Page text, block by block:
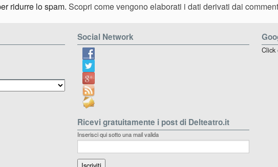
ridurre lo spam. Scopri come vengono elaborati i dati derivati dai
Social Network
Ricevi gratuitamente i post di Delteatro.it
Inserisci qui sotto una mail valida
Click